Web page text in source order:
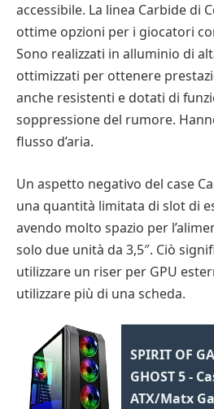
accessibile. La linea Carbide di
ottime opzioni per i giocatori
Sono realizzati in alluminio di
ottimizzati per ottenere
anche resistenti e dotati di
soppressione del rumore.
flusso d’aria.
Un aspetto negativo del case
una quantità limitata di slot di
avendo molto spazio per
solo due unità da 3,5″. Ciò
utilizzare un riser per GPU
utilizzare più di una scheda.
SPIRIT OF
GHOST 5 -
ATX/Matx